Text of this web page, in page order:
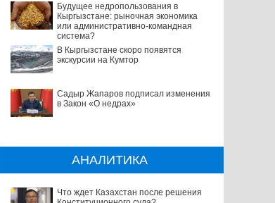
Будущее недропользования в
Кыргызстане: рыночная экономика
или административно-командная
система?
В Кыргызстане скоро появятся
экскурсии на Кумтор
Садыр Жапаров подписал изменения
в Закон «О недрах»
АНАЛИТИКА
Что ждет Казахстан после решения